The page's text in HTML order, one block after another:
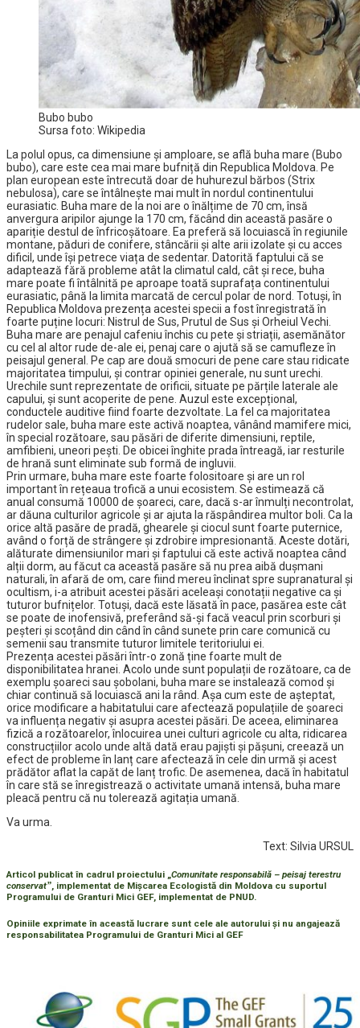
Bubo bubo
Sursa foto: Wikipedia
La polul opus, ca dimensiune și amploare, se află buha mare (Bubo
bubo), care este cea mai mare bufniță din Republica Moldova. Pe
plan european este întrecută doar de huhurezul bărbos (Strix
nebulosa), care se întâlnește mai mult în nordul continentului
eurasiatic. Buha mare de la noi are o înălțime de 70 cm, însă
anvergura aripilor ajunge la 170 cm, făcând din această pasăre o
apariție destul de înfricoșătoare. Ea preferă să locuiască în regiunile
montane, păduri de conifere, stâncării și alte arii izolate și cu acces
dificil, unde își petrece viața de sedentar. Datorită faptului că se
adaptează fără probleme atât la climatul cald, cât și rece, buha
mare poate fi întâlnită pe aproape toată suprafața continentului
eurasiatic, până la limita marcată de cercul polar de nord. Totuși, în
Republica Moldova prezența acestei specii a fost înregistrată în
foarte puține locuri: Nistrul de Sus, Prutul de Sus și Orheiul Vechi.
Buha mare are penajul cafeniu închis cu pete și striații, asemănător
cu cel al altor rude de-ale ei, penaj care o ajută să se camufleze în
peisajul general. Pe cap are două smocuri de pene care stau ridicate
majoritatea timpului, și contrar opiniei generale, nu sunt urechi.
Urechile sunt reprezentate de orificii, situate pe părțile laterale ale
capului, și sunt acoperite de pene. Auzul este excepțional,
conductele auditive fiind foarte dezvoltate. La fel ca majoritatea
rudelor sale, buha mare este activă noaptea, vânând mamifere mici,
în special rozătoare, sau păsări de diferite dimensiuni, reptile,
amfibieni, uneori pești. De obicei înghite prada întreagă, iar resturile
de hrană sunt eliminate sub formă de ingluvii.
Prin urmare, buha mare este foarte folositoare și are un rol
important în rețeaua trofică a unui ecosistem. Se estimează că
anual consumă 10000 de șoareci, care, dacă s-ar înmulți necontrolat,
ar dăuna culturilor agricole și ar ajuta la răspândirea multor boli. Ca la
orice altă pasăre de pradă, ghearele și ciocul sunt foarte puternice,
având o forță de strângere și zdrobire impresionantă. Aceste dotări,
alăturate dimensiunilor mari și faptului că este activă noaptea când
alții dorm, au făcut ca această pasăre să nu prea aibă dușmani
naturali, în afară de om, care fiind mereu înclinat spre supranatural și
ocultism, i-a atribuit acestei păsări aceleași conotații negative ca și
tuturor bufnițelor. Totuși, dacă este lăsată în pace, pasărea este cât
se poate de inofensivă, preferând să-și facă veacul prin scorburi și
peșteri și scoțând din când în când sunete prin care comunică cu
semenii sau transmite tuturor limitele teritoriului ei.
Prezența acestei păsări într-o zonă ține foarte mult de
disponibilitatea hranei. Acolo unde sunt populații de rozătoare, ca de
exemplu șoareci sau șobolani, buha mare se instalează comod și
chiar continuă să locuiască ani la rând. Așa cum este de așteptat,
orice modificare a habitatului care afectează populațiile de șoareci
va influența negativ și asupra acestei păsări. De aceea, eliminarea
fizică a rozătoarelor, înlocuirea unei culturi agricole cu alta, ridicarea
construcțiilor acolo unde altă dată erau pajiști și pășuni, creează un
efect de probleme în lanț care afectează în cele din urmă și acest
prădător aflat la capăt de lanț trofic. De asemenea, dacă în habitatul
în care stă se înregistrează o activitate umană intensă, buha mare
pleacă pentru că nu tolerează agitația umană.
Va urma.
Text: Silvia URSUL
Articol publicat în cadrul proiectului „ Comunitate responsabilă – peisaj terestru
conservatˮ , implementat de Mişcarea Ecologistă din Moldova cu suportul
Programului de Granturi Mici GEF, implementat de PNUD.
Opiniile exprimate în această lucrare sunt cele ale autorului și nu angajează
responsabilitatea Programului de Granturi Mici al GEF